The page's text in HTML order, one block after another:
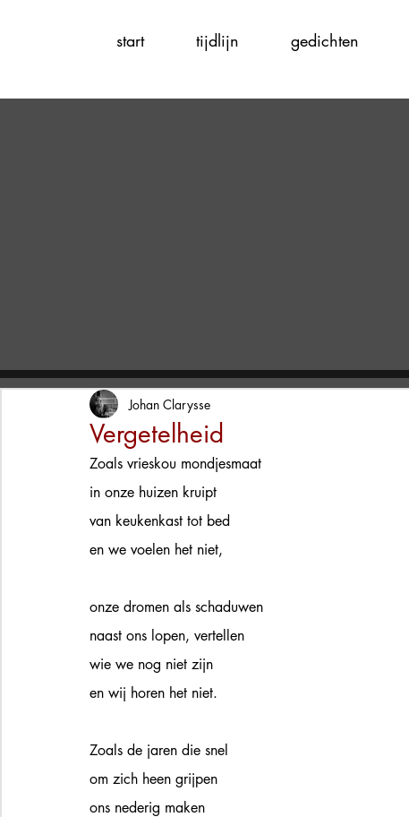
start tijdlijn gedichten
Vergetelheid
Johan Clarysse
Zoals vrieskou mondjesmaat
in onze huizen kruipt
van keukenkast tot bed
en we voelen het niet,
onze dromen als schaduwen
naast ons lopen, vertellen
wie we nog niet zijn
en wij horen het niet.
Zoals de jaren die snel
om zich heen grijpen
ons nederig maken